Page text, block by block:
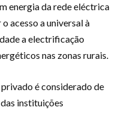
energia da rede eléctrica
acesso a universal à
a electrificação
nas zonas rurais.
é considerado de
instituições